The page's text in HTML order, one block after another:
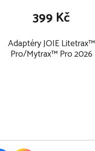
Adaptéry JOIE Litetrax™
Pro/Mytrax™ Pro 2026
399 Kč